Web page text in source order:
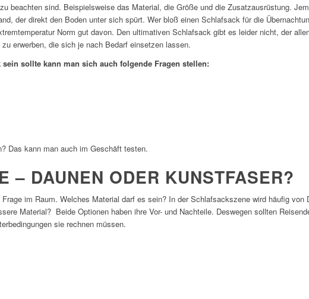
beachten sind. Beispielsweise das Material, die Größe und die Zusatzausrüstung.
der direkt den Boden unter sich spürt. Wer bloß einen Schlafsack für die
Norm gut davon. Den ultimativen Schlafsack gibt es leider nicht, der
erwerben, die sich je nach Bedarf einsetzen lassen.
sollte kann man sich auch folgende Fragen stellen:
Das kann man auch im Geschäft testen.
– DAUNEN ODER KUNSTFASER?
im Raum. Welches Material darf es sein? In der Schlafsackszene wird häufig von
Material? Beide Optionen haben ihre Vor- und Nachteile. Deswegen sollten
sie rechnen müssen.